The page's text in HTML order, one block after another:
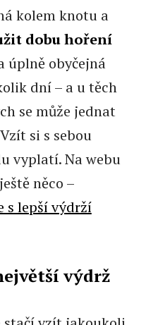
kolem knotu a
dobu hoření
úplně obyčejná
dní – a u těch
se může jednat
si s sebou
vyplatí. Na webu
něco –
s lepší výdrží
výdrž